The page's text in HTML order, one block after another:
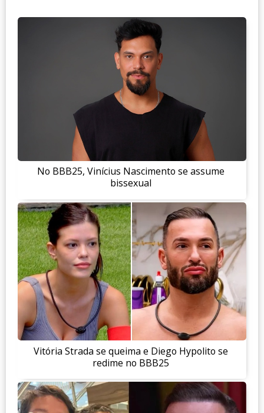
No BBB25, Vinícius Nascimento se assume
bissexual
Vitória Strada se queima e Diego Hypolito se
redime no BBB25